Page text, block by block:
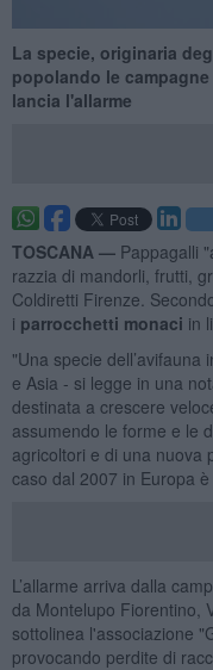
La specie, originaria
popolando le
lancia l'allarme
TOSCANA — Pappagalli
razzia di mandorli, frutti,
Coldiretti Firenze.
i parrocchetti monaci in
"Una specie
e Asia - si legge in una
destinata a crescere
assumendo le forme e le
agricoltori e di una nuova
caso dal 2007 in Europa
L’allarme arriva dalla
da Montelupo Fiorentino,
sottolinea l'associazione
provocando perdite di